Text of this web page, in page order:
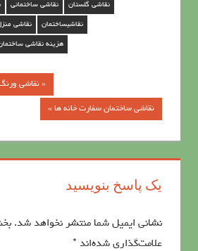
نقاشی ساختمانی نقاشی گلستان
نقاشی نقاشیساختمان
هزینه نقاشی
راهبری
« نقاشی
نقاشی ساختمان سفارت خانه ها »
یک پاسخ بنویسید
نشانی ایمیل شما منتشر نخواهد شد.
علامت‌گذاری شده‌اند *